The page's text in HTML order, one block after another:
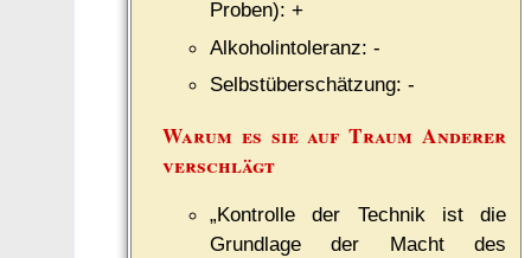
Proben): +
Alkoholintoleranz: -
Selbstüberschätzung: -
Warum es sie auf Traum Anderer
verschlägt
„Kontrolle der Technik ist die
Grundlage der Macht des